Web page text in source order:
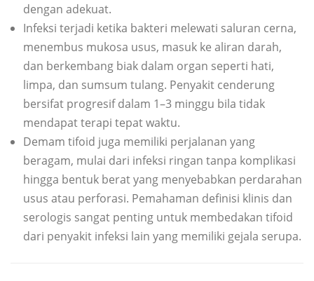
dengan adekuat.
Infeksi terjadi ketika bakteri melewati saluran cerna,
menembus mukosa usus, masuk ke aliran darah,
dan berkembang biak dalam organ seperti hati,
limpa, dan sumsum tulang. Penyakit cenderung
bersifat progresif dalam 1–3 minggu bila tidak
mendapat terapi tepat waktu.
Demam tifoid juga memiliki perjalanan yang
beragam, mulai dari infeksi ringan tanpa komplikasi
hingga bentuk berat yang menyebabkan perdarahan
usus atau perforasi. Pemahaman definisi klinis dan
serologis sangat penting untuk membedakan tifoid
dari penyakit infeksi lain yang memiliki gejala serupa.